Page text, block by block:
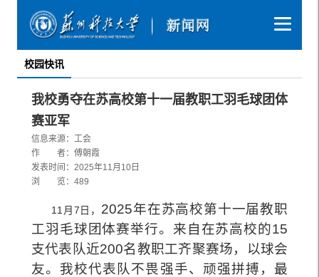
校园快讯
我校勇夺在苏高校第十一届教职工羽毛球团体
赛亚军
信息来源：工会
作 者：傅朝霞
发表时间：2025年11月10日
浏 览： 489
11月7日， 2025年在苏高校第十一届教职
工羽毛球团体赛举行。来自在苏高校的15
支代表队近200名教职工齐聚赛场，以球会
友。我校代表队不畏强手、顽强拼搏，最